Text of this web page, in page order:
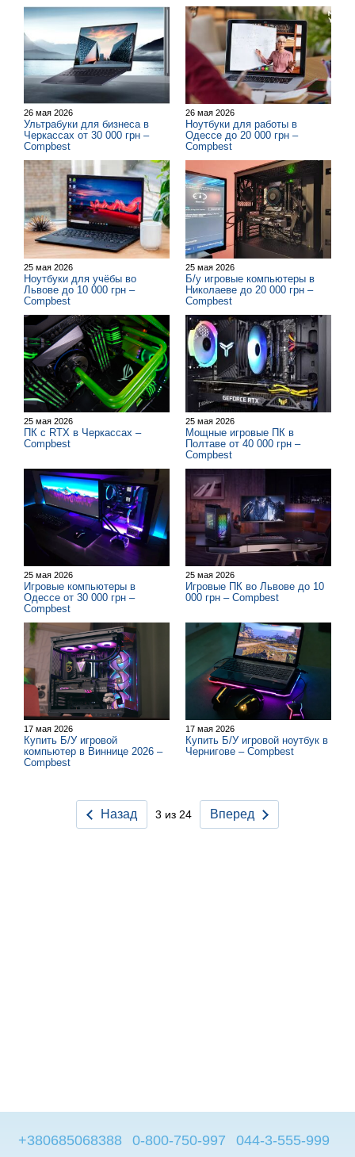
26 мая 2026
Ультрабуки для бизнеса в
Черкассах от 30 000 грн –
Compbest
26 мая 2026
Ноутбуки для работы в
Одессе до 20 000 грн –
Compbest
25 мая 2026
Ноутбуки для учёбы во
Львове до 10 000 грн –
Compbest
25 мая 2026
Б/у игровые компьютеры в
Николаеве до 20 000 грн –
Compbest
25 мая 2026
ПК с RTX в Черкассах –
Compbest
25 мая 2026
Мощные игровые ПК в
Полтаве от 40 000 грн –
Compbest
25 мая 2026
Игровые компьютеры в
Одессе от 30 000 грн –
Compbest
25 мая 2026
Игровые ПК во Львове до 10
000 грн – Compbest
17 мая 2026
Купить Б/У игровой
компьютер в Виннице 2026 –
Compbest
17 мая 2026
Купить Б/У игровой ноутбук в
Чернигове – Compbest
Назад 3 из 24 Вперед
+380685068388 0-800-750-997 044-3-555-999